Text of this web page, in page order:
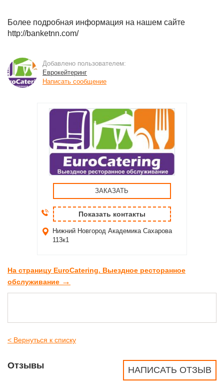
Более подробная информация на нашем сайте
http://banketnn.com/
Добавлено пользователем:
Еврокейтеринг
Написать сообщение
ЗАКАЗАТЬ
Показать контакты
Нижний Новгород Академика Сахарова
113к1
На страницу EuroCatering. Выездное ресторанное
обслуживание →
< Вернуться к списку
НАПИСАТЬ ОТЗЫВ
Отзывы